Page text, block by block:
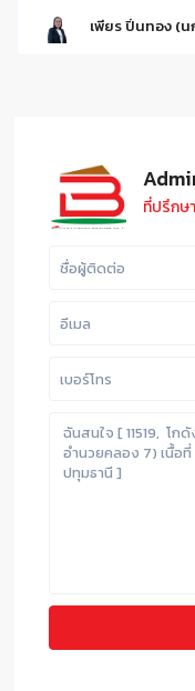
เพียร ปิ่นทอง (น
ที่ปรึกษ